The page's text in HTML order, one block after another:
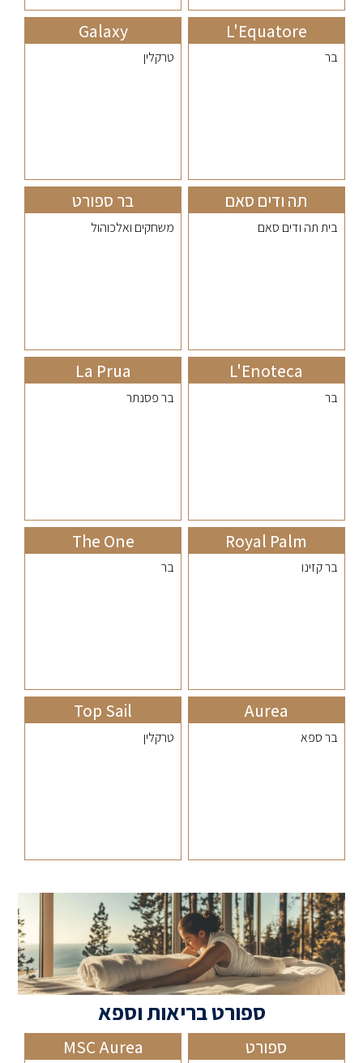
L'Equatore
בר
Galaxy
טרקלין
תה ודים סאם
בית תה ודים סאם
בר ספורט
משחקים ואלכוהול
L'Enoteca
בר
La Prua
בר פסנתר
Royal Palm
בר קזינו
The One
בר
Aurea
בר ספא
Top Sail
טרקלין
ספורט בריאות וספא
ספורט MSC Aurea